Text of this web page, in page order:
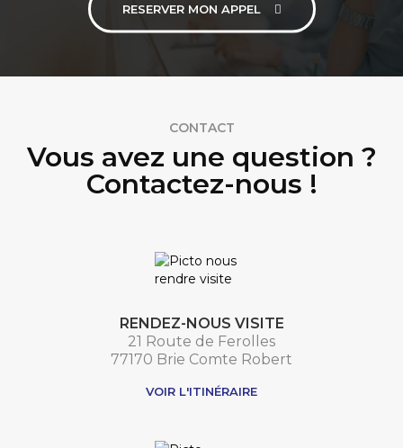
RESERVER MON APPEL
CONTACT
Vous avez une question ?
Contactez-nous !
RENDEZ-NOUS VISITE
21 Route de Ferolles
77170 Brie Comte Robert
VOIR L'ITINÉRAIRE